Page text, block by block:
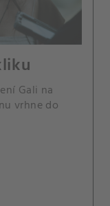
Gali na
vrhne do